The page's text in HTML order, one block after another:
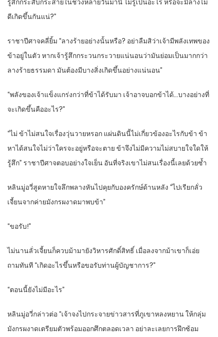
รู้สึกกระสับกระส่ายในช่วงหลายวันมานี้ ไม่รู้เป็นอะไร หรือจะมีลางไม่
ดีเกิดขึ้นกันแน่?”
ราชาปีศาจคลี่ยิ้ม “ลางร้ายอย่างนั้นหรือ? อย่าลืมสิว่าเจ้ามีพลังเทพของ
ข้าอยู่ในตัว หากเจ้ารู้สึกกระวนกระวายแน่นอนว่ามันย่อมเป็นมากกว่า
ลางร้ายธรรมดา มันต้องมีบางสิ่งเกิดขึ้นอย่างแน่นอน”
“พลังของเจ้าแข็งแกร่งกว่าที่ข้าได้รับมา เจ้าอาจบอกข้าได้…บางอย่างที่
จะเกิดขึ้นคืออะไร?”
“ไม่ ข้าไม่สนใจเรื่องวุ่นวายหรอก แผ่นดินนี้ไม่เกี่ยวข้องอะไรกับข้า ข้า
หาได้สนใจไม่ว่าใครจะอยู่หรือจะตาย ข้าจึงไม่มีความไม่สบายใจใดให้
รู้สึก” ราชาปีศาจตอบอย่างใจเย็น อันที่จริงเขาไม่สนเรื่องนี้เลยด้วยซ้ำ
หลินมู่อวี่สูดหายใจลึกพลางหันไปคุยกับองครักษ์ด้านหลัง “ไปเรียกลั่ว
เจี้ยนจากค่ายมังกรผงาดมาพบข้า”
“ขอรับ!”
ไม่นานลั่วเจี้ยนก็ควบม้ามายังวิหารศักดิ์สิทธิ์ เมื่อลงจากม้าเขาก็เอ่ย
ถามทันที “เกิดอะไรขึ้นหรือขอรับท่านผู้บัญชาการ?”
“ตอนนี้ยังไม่มีอะไร”
หลินมู่อวี่กล่าวต่อ “เจ้าจงไปกระจายข่าวสารที่ภูเขาหลงหยาน ให้กลุ่ม
มังกรผงาดเตรียมตัวพร้อมออกศึกตลอดเวลา อย่าละเลยการฝึกซ้อม